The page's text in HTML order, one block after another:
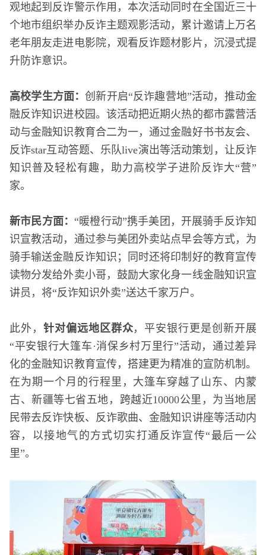
观地起到反诈警示作用，本次活动同时在全国近三十
个地市组织举办反诈主题观影活动，累计邀请上万名
老年朋友走进电影院，观看反诈题材影片，沉浸式提
升防诈意识。
高校学生方面：创新开启“反诈趣营地”活动，推动金
融反诈知识进校园。该活动把近期火热的都市露营活
动与金融知识教育合二为一，通过金融好书书友会、
反诈star互动答题、乐队live演出等活动策划，让反诈
知识普及轻松有趣，助力高校学子进阶反诈大“营”
家。
新市民方面： “暖橙行动”携手美团，开展骑手反诈知
识宣教活动，通过参与美团外卖站点早会等方式，为
骑手输送金融反诈知识；同时还将印制好的教育宣传
读物分发给外卖小哥，鼓励大家化身一线金融知识宣
讲员，将“反诈知识外卖”送达千家万户。
此外， 针对偏远地区群众，平安银行更是创新开展
“平安银行大篷车·消保乡村万里行”活动，通过差异
化的金融知识教育宣传，搭建更为精准的宣防机制。
在为期一个月的行程里，大篷车穿越了山东、内蒙
古、新疆等七省五地，跨越近10000公里，为当地居
民带去反诈快板、反诈歌曲、金融知识讲座等活动内
容，以接地气的方式切实打通反诈宣传“最后一公
里”。